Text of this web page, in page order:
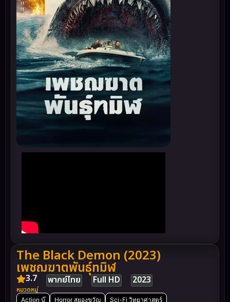
The Black Demon (2023)
เพชฌฆาตพันธุ์ทมิฬ
3.7 พากย์ไทย Full HD 2023
หมวดหมู่
Action บู๊ Horror สยองขวัญ
Sci-Fi วิทยาศาสตร์